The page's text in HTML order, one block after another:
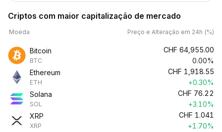
Criptos com maior capitalização de mercado
Moeda Preço e Alteração em 24h (%)
Bitcoin
BTC
CHF 64,955.00
0.00%
Ethereum
ETH
CHF 1,918.55
+0.30%
Solana
SOL
CHF 76.22
+3.10%
XRP
XRP
CHF 1.041
+1.70%